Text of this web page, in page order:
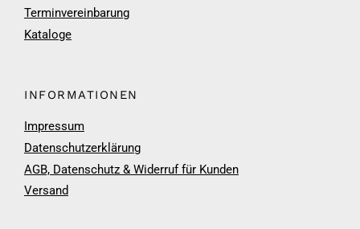
Terminvereinbarung
Kataloge
INFORMATIONEN
Impressum
Datenschutzerklärung
AGB, Datenschutz & Widerruf für Kunden
Versand